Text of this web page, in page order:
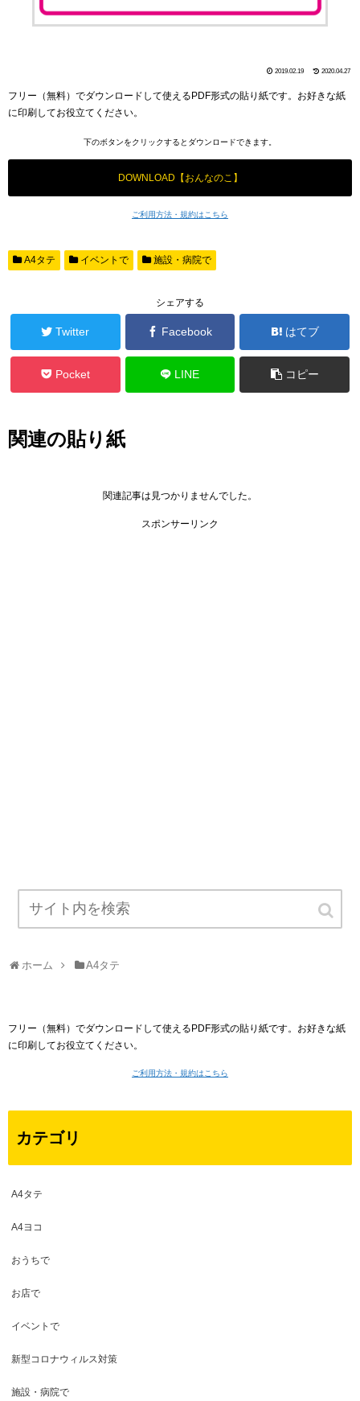
2019.02.19 2020.04.27
フリー（無料）でダウンロードして使えるPDF形式の貼り紙です。お好きな紙
に印刷してお役立てください。
下のボタンをクリックするとダウンロードできます。
DOWNLOAD【おんなのこ】
ご利用方法・規約はこちら
A4タテ イベントで 施設・病院で
シェアする
Twitter Facebook はてブ
Pocket LINE コピー
関連の貼り紙
関連記事は見つかりませんでした。
スポンサーリンク
ホーム A4タテ
フリー（無料）でダウンロードして使えるPDF形式の貼り紙です。お好きな紙
に印刷してお役立てください。
ご利用方法・規約はこちら
カテゴリ
A4タテ
A4ヨコ
おうちで
お店で
イベントで
新型コロナウィルス対策
施設・病院で